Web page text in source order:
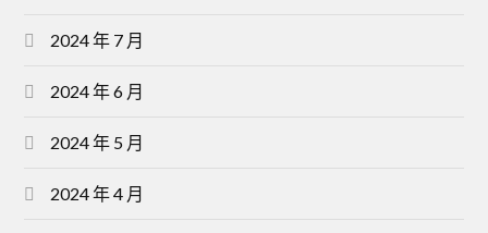
2024 年 7 月
2024 年 6 月
2024 年 5 月
2024 年 4 月